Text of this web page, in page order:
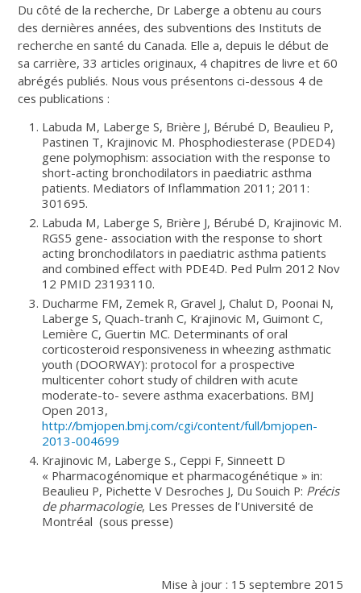
Du côté de la recherche, Dr Laberge a obtenu au cours
des dernières années, des subventions des Instituts de
recherche en santé du Canada. Elle a, depuis le début de
sa carrière, 33 articles originaux, 4 chapitres de livre et 60
abrégés publiés. Nous vous présentons ci-dessous 4 de
ces publications :
Labuda M, Laberge S, Brière J, Bérubé D, Beaulieu P,
Pastinen T, Krajinovic M. Phosphodiesterase (PDED4)
gene polymophism: association with the response to
short-acting bronchodilators in paediatric asthma
patients. Mediators of Inflammation 2011; 2011:
301695.
Labuda M, Laberge S, Brière J, Bérubé D, Krajinovic M.
RGS5 gene- association with the response to short
acting bronchodilators in paediatric asthma patients
and combined effect with PDE4D. Ped Pulm 2012 Nov
12 PMID 23193110.
Ducharme FM, Zemek R, Gravel J, Chalut D, Poonai N,
Laberge S, Quach-tranh C, Krajinovic M, Guimont C,
Lemière C, Guertin MC. Determinants of oral
corticosteroid responsiveness in wheezing asthmatic
youth (DOORWAY): protocol for a prospective
multicenter cohort study of children with acute
moderate-to- severe asthma exacerbations. BMJ
Open 2013,
http://bmjopen.bmj.com/cgi/content/full/bmjopen-
2013-004699
Krajinovic M, Laberge S., Ceppi F, Sinneett D
« Pharmacogénomique et pharmacogénétique » in:
Beaulieu P, Pichette V Desroches J, Du Souich P: Précis
de pharmacologie, Les Presses de l’Université de
Montréal (sous presse)
Mise à jour : 15 septembre 2015